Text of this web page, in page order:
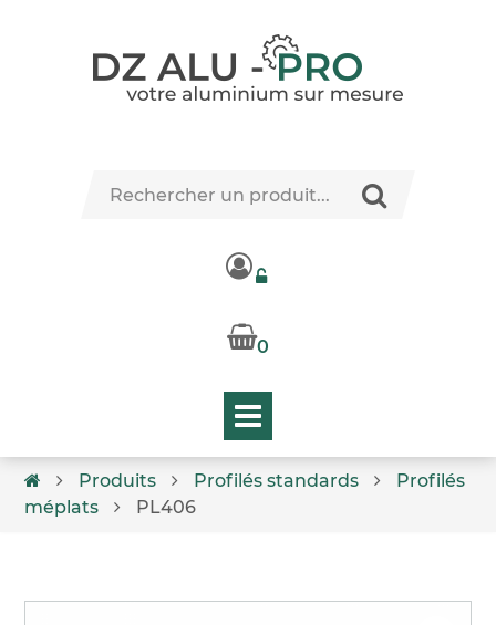
0
Produits Profilés standards
Profilés
méplats
PL406